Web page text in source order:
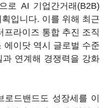
로 AI 기업간거래(B2B)
입니다. 이를 위해 최근
프라이즈 통합 추진 조직
에이닷 역시 글로벌 수준
연계해 경쟁력을 강화
드밴드도 성장세를 이